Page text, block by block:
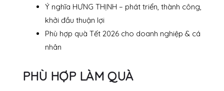
Ý nghĩa HƯNG THỊNH – phát triển, thành công,
khởi đầu thuận lợi
Phù hợp quà Tết 2026 cho doanh nghiệp & cá
nhân
PHÙ HỢP LÀM QUÀ